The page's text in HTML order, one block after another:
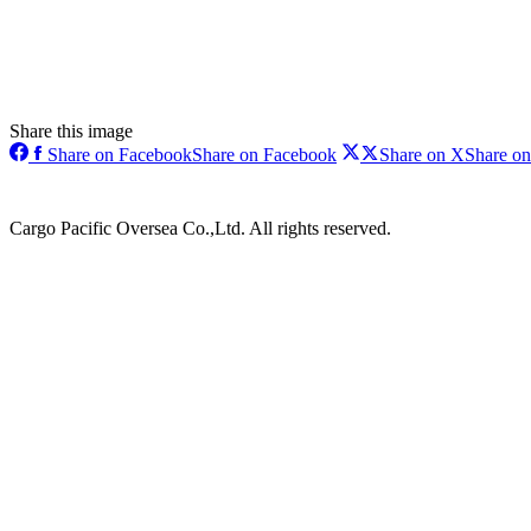
Share this image
Share on FacebookShare on Facebook Share on XShare
Cargo Pacific Oversea Co.,Ltd. All rights reserved.